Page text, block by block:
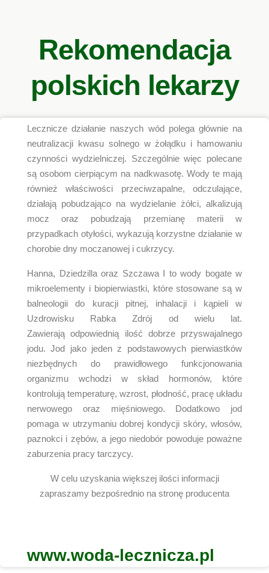
Rekomendacja
polskich lekarzy
Lecznicze działanie naszych wód polega głównie na
neutralizacji kwasu solnego w żołądku i hamowaniu
czynności wydzielniczej. Szczególnie więc polecane
są osobom cierpiącym na nadkwasotę. Wody te mają
również właściwości przeciwzapalne, odczulające,
działają pobudzająco na wydzielanie żółci, alkalizują
mocz oraz pobudzają przemianę materii w
przypadkach otyłości, wykazują korzystne działanie w
chorobie dny moczanowej i cukrzycy.
Hanna, Dziedzilla oraz Szczawa I to wody bogate w
mikroelementy i biopierwiastki, które stosowane są w
balneologii do kuracji pitnej, inhalacji i kąpieli w
Uzdrowisku Rabka Zdrój od wielu lat.
Zawierają odpowiednią ilość dobrze przyswajalnego
jodu. Jod jako jeden z podstawowych pierwiastków
niezbędnych do prawidłowego funkcjonowania
organizmu wchodzi w skład hormonów, które
kontrolują temperaturę, wzrost, płodność, pracę układu
nerwowego oraz mięśniowego. Dodatkowo jod
pomaga w utrzymaniu dobrej kondycji skóry, włosów,
paznokci i zębów, a jego niedobór powoduje poważne
zaburzenia pracy tarczycy.
W celu uzyskania większej ilości informacji
zapraszamy bezpośrednio na stronę producenta
www.woda-lecznicza.pl